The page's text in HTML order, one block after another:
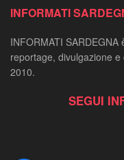
INFORMATI
INFORMATI
reportage, divulgazione
2010.
SEGUI